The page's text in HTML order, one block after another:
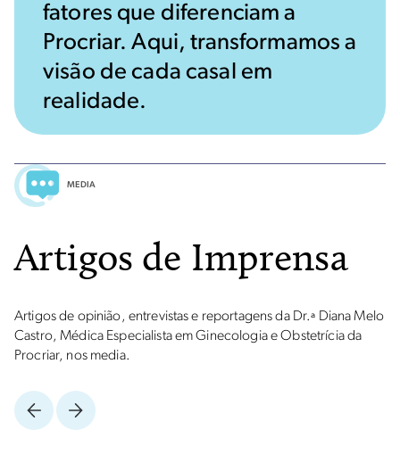
fatores que diferenciam a
Procriar. Aqui, transformamos a
visão de cada casal em
realidade.
MEDIA
Artigos de Imprensa
Artigos de opinião, entrevistas e reportagens da Dr.ª Diana Melo
Castro, Médica Especialista em Ginecologia e Obstetrícia da
Procriar, nos media.